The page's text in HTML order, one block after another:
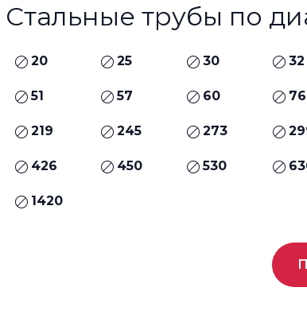
Стальные трубы по
20 25 30 32
51 57 60 76
219 245 273
426 450 530
1420